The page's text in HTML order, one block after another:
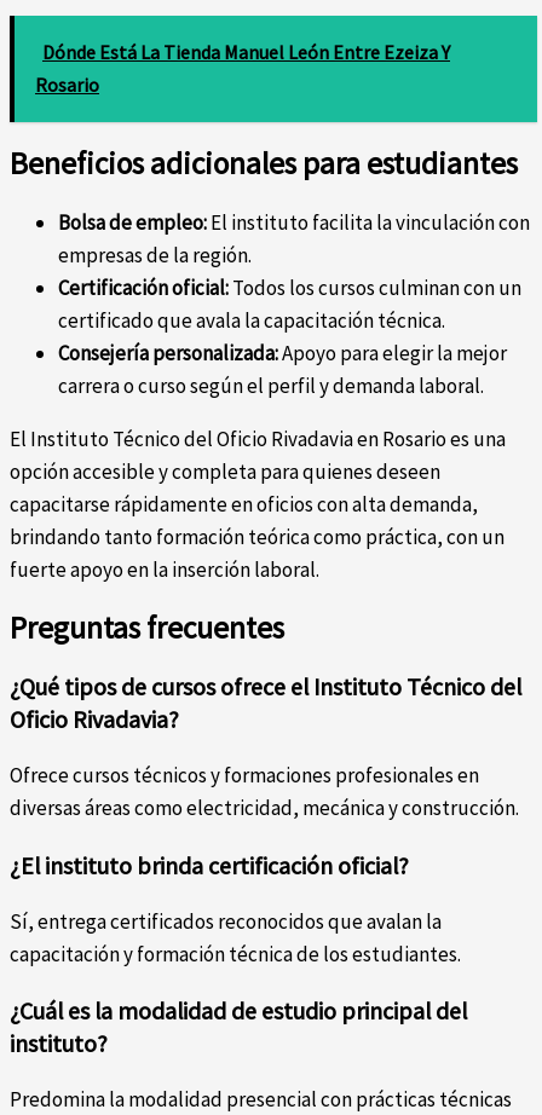
Dónde Está La Tienda Manuel León Entre Ezeiza Y
Rosario
Beneficios adicionales para estudiantes
Bolsa de empleo:El instituto facilita la vinculación con
empresas de la región.
Certificación oficial:Todos los cursos culminan con un
certificado que avala la capacitación técnica.
Consejería personalizada:Apoyo para elegir la mejor
carrera o curso según el perfil y demanda laboral.
El Instituto Técnico del Oficio Rivadavia en Rosario es una
opción accesible y completa para quienes deseen
capacitarse rápidamente en oficios con alta demanda,
brindando tanto formación teórica como práctica, con un
fuerte apoyo en la inserción laboral.
Preguntas frecuentes
¿Qué tipos de cursos ofrece el Instituto Técnico del
Oficio Rivadavia?
Ofrece cursos técnicos y formaciones profesionales en
diversas áreas como electricidad, mecánica y construcción.
¿El instituto brinda certificación oficial?
Sí, entrega certificados reconocidos que avalan la
capacitación y formación técnica de los estudiantes.
¿Cuál es la modalidad de estudio principal del
instituto?
Predomina la modalidad presencial con prácticas técnicas